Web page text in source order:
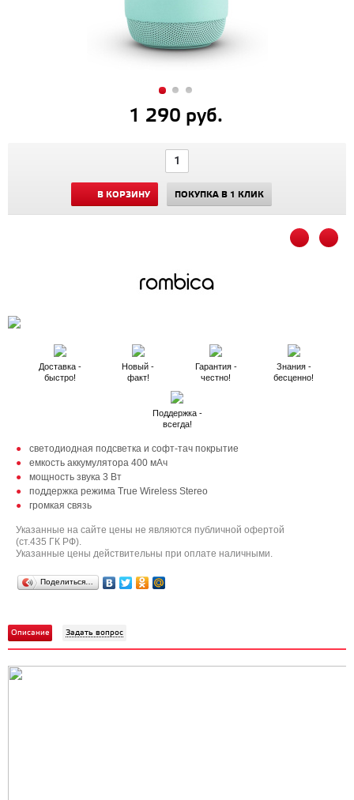
1 290 руб.
В КОРЗИНУ ПОКУПКА В 1 КЛИК
Доставка -
быстро!
Новый -
факт!
Гарантия -
честно!
Знания -
бесценно!
Поддержка -
всегда!
светодиодная подсветка и cофт-тач покрытие
емкость аккумулятора 400 мАч
мощность звука 3 Вт
поддержка режима True Wireless Stereo
громкая связь
Указанные на сайте цены не являются публичной офертой
(ст.435 ГК РФ).
Указанные цены действительны при оплате наличными.
Поделиться…
Описание Задать вопрос